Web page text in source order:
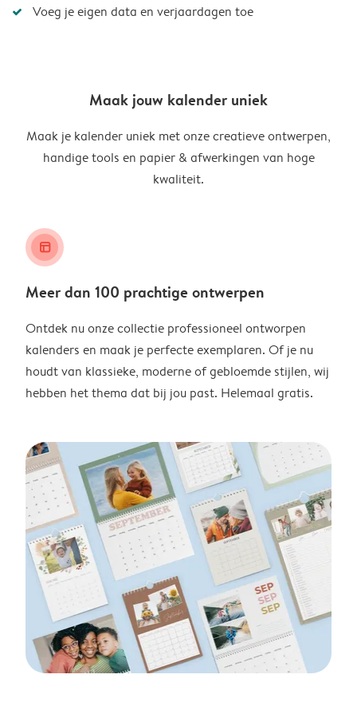
Voeg je eigen data en verjaardagen toe
Maak jouw kalender uniek
Maak je kalender uniek met onze creatieve ontwerpen,
handige tools en papier & afwerkingen van hoge
kwaliteit.
layout_alt
Meer dan 100 prachtige ontwerpen
Ontdek nu onze collectie professioneel ontworpen
kalenders en maak je perfecte exemplaren. Of je nu
houdt van klassieke, moderne of gebloemde stijlen, wij
hebben het thema dat bij jou past. Helemaal gratis.